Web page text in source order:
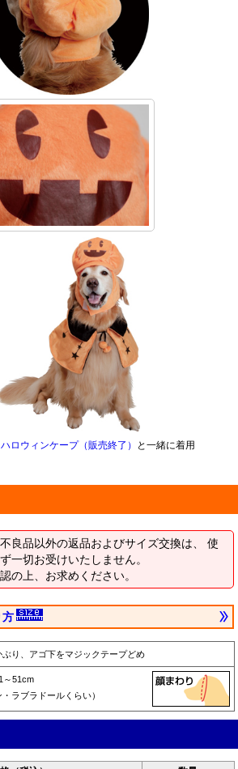
ロウィンケープ（販売終了） と一緒に着用
良品以外の返品およびサイズ交換は、 使
一切お受けいたしません。
の上、お求めください。
方
り、アゴ下をマジックテープどめ
～51cm
・ラブラドールくらい）